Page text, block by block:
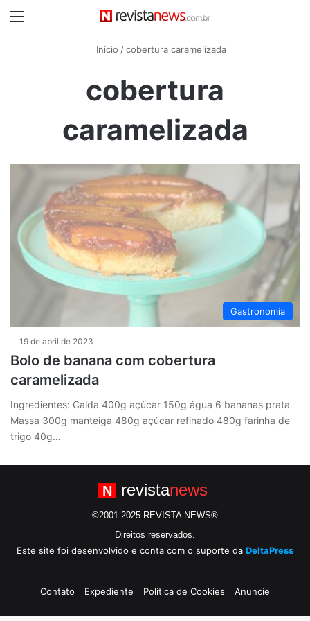
Início / cobertura caramelizada
cobertura
caramelizada
Gastronomia
19 de abril de 2023
Bolo de banana com cobertura
caramelizada
Ingredientes: Calda 400g açúcar 150g água 6 bananas prata
Massa 300g manteiga 480g açúcar refinado 480g farinha de
trigo 40g…
N revistanews
©2001-2025 REVISTA NEWS®
Direitos reservados.
Este site foi desenvolvido e conta com o suporte da DeltaPress
Contato Expediente Política de Cookies Anuncie